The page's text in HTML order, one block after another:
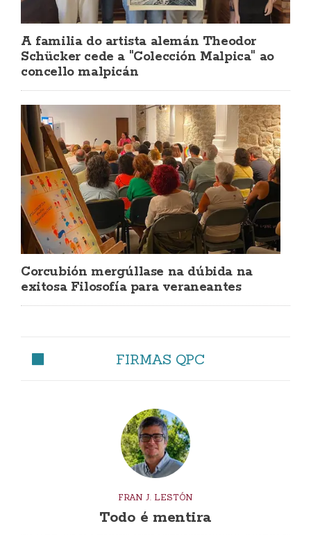
A familia do artista alemán Theodor
Schücker cede a "Colección Malpica" ao
concello malpicán
Corcubión mergúllase na dúbida na
exitosa Filosofía para veraneantes
FIRMAS QPC
FRAN J. LESTÓN
Todo é mentira